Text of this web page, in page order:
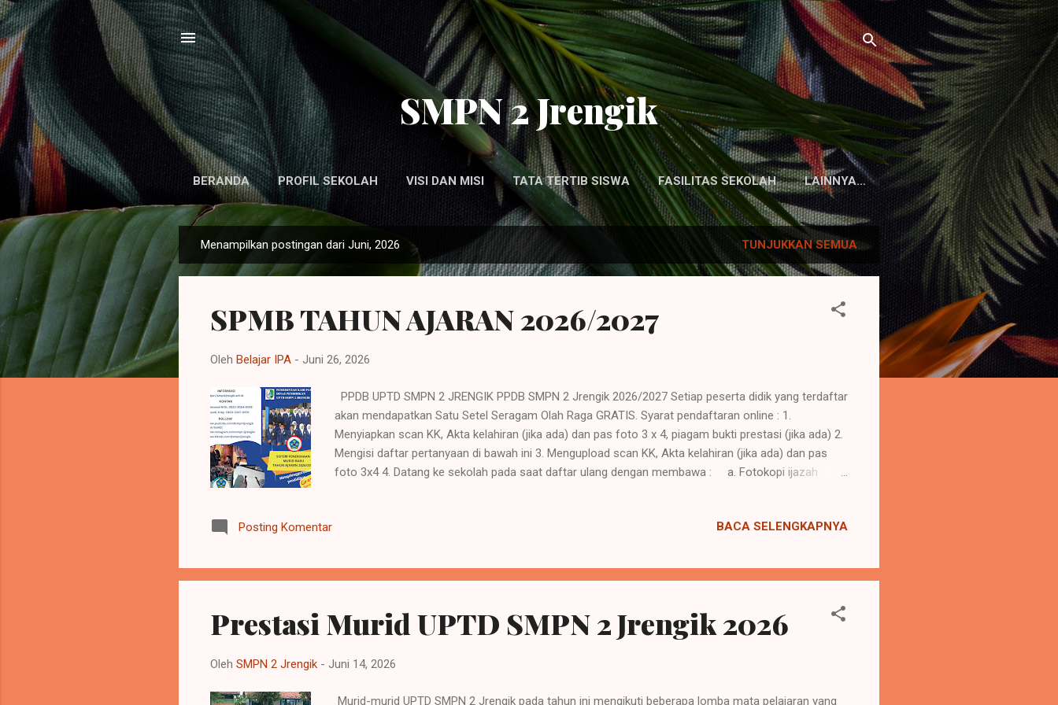
Langsung ke konten utama
SMPN 2 Jrengik
BERANDA PROFIL SEKOLAH VISI DAN MISI TATA TERTIB SISWA FASILITAS SEKOLAH LAINNYA…
PERSONIL SEKOLAH
o
Menampilkan postingan dari Juni, 2026 TUNJUKKAN SEMUA
SPMB TAHUN AJARAN 2026/2027
Oleh Belajar IPA - Juni 26, 2026
PPDB UPTD SMPN 2 JRENGIK PPDB SMPN 2 Jrengik 2026/2027 Setiap peserta didik yang terdaftar
akan mendapatkan Satu Setel Seragam Olah Raga GRATIS. Syarat pendaftaran online : 1.
Menyiapkan scan KK, Akta kelahiran (jika ada) dan pas foto 3 x 4, piagam bukti prestasi (jika ada) 2.
Mengisi daftar pertanyaan di bawah ini 3. Mengupload scan KK, Akta kelahiran (jika ada) dan pas
foto 3x4 4. Datang ke sekolah pada saat daftar ulang dengan membawa : a. Fotokopi ijazah
Siswa Nasional) e. Fotokopi KIP/KKS/KPS/PKH (jika ada) f. Pas foto hitam putih ukuran 3x4 (5
Bapak Sukardiyono : 0852-3146-0173 Bapak Akh. Wahy...
Posting Komentar BACA SELENGKAPNYA
Prestasi Murid UPTD SMPN 2 Jrengik 2026
Oleh SMPN 2 Jrengik - Juni 14, 2026
Murid-murid UPTD SMPN 2 Jrengik pada tahun ini mengikuti beberapa lomba mata pelajaran yang